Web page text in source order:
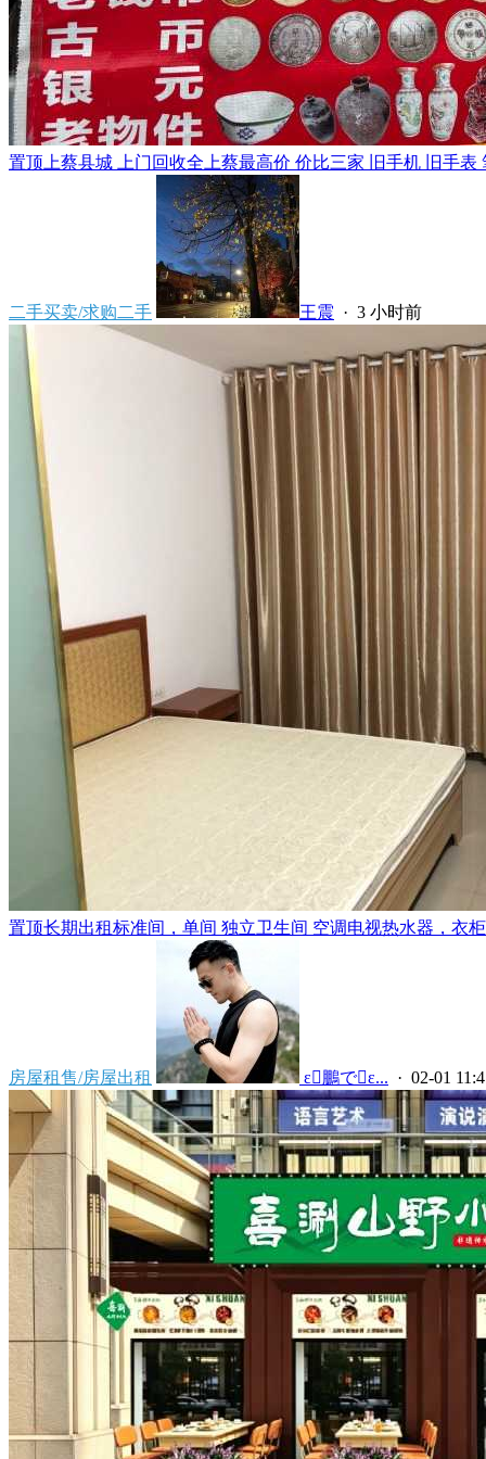
置顶 上蔡县城 上门回收全上蔡最高价 价比三家 旧手机 旧手表
二手买卖/求购二手 王震 · 3 小时前
置顶长期出租标准间，单间 独立卫生间 空调电视热水器，衣
房屋租售/房屋出租  ε鵬でε... · 02-01